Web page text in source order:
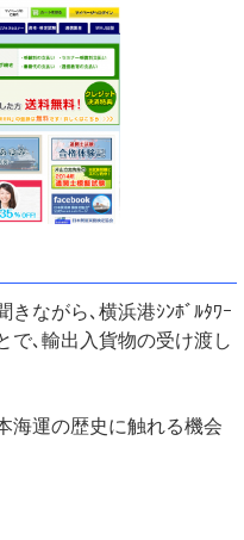
きながら､横浜港ｼﾝﾎﾞﾙﾀﾜｰ
で､輸出入貨物の受け渡し
海運の歴史に触れる機会